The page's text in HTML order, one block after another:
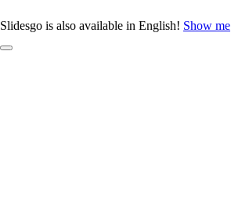
Slidesgo is also available in English! Show me